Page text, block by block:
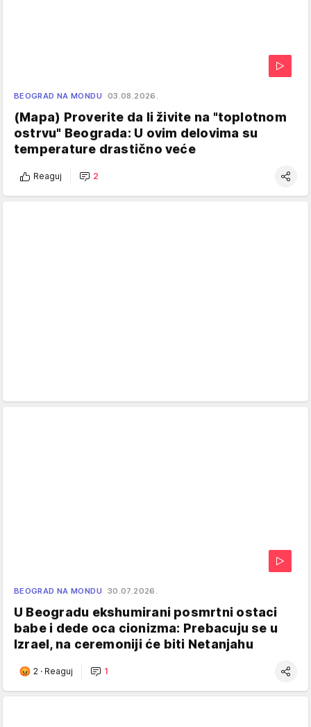
BEOGRAD NA MONDU 03.08.2026.
(Mapa) Proverite da li živite na "toplotnom
ostrvu" Beograda: U ovim delovima su
temperature drastično veće
Reaguj 2
BEOGRAD NA MONDU 30.07.2026.
U Beogradu ekshumirani posmrtni ostaci
babe i dede oca cionizma: Prebacuju se u
Izrael, na ceremoniji će biti Netanjahu
2 · Reaguj 1